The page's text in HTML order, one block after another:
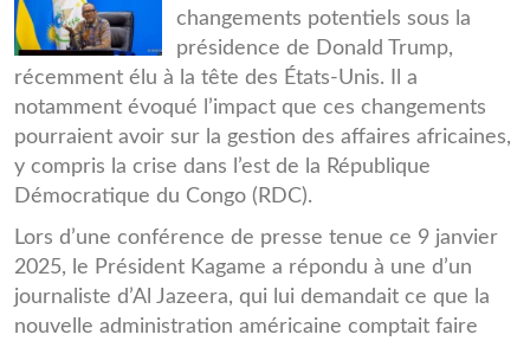
changements potentiels sous la
présidence de Donald Trump,
récemment élu à la tête des États-Unis. Il a
notamment évoqué l’impact que ces changements
pourraient avoir sur la gestion des affaires africaines,
y compris la crise dans l’est de la République
Démocratique du Congo (RDC).
Lors d’une conférence de presse tenue ce 9 janvier
2025, le Président Kagame a répondu à une d’un
journaliste d’Al Jazeera, qui lui demandait ce que la
nouvelle administration américaine comptait faire